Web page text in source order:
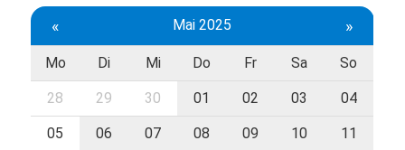
« Mai 2025 »
Mo Di Mi Do Fr Sa So
28 29 30 01 02 03 04
05 06 07 08 09 10 11